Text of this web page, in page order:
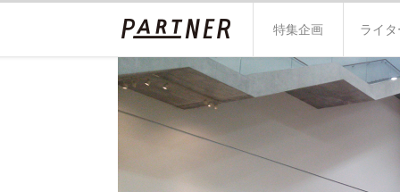
特集企画 ライタ